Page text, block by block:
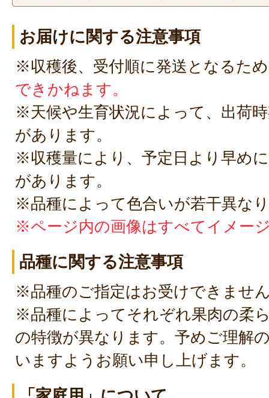
お届けに関する注意事項
※収穫後、受付順に発送となるため
できかねます。
※天候や生育状況によって、出荷
があります。
※収穫量により、予定日より早め
があります。
※品種によって色合いが若干異な
※ページ内の画像はすべてイメー
品種に関する注意事項
※品種のご指定はお受けできませ
※品種によってそれぞれ果肉の柔
の特徴が異なります。予めご理解
いますようお願い申し上げます。